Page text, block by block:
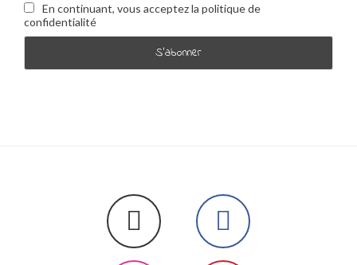
En continuant, vous acceptez la politique de
confidentialité